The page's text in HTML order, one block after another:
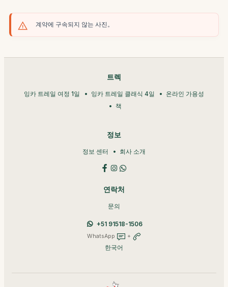
계약에 구속되지 않는 사진。
트렉
잉카 트레일 여정 1일 잉카 트레일 클래식 4일
온라인 가용성
책
정보
정보 센터 회사 소개
연락처
문의
+51 91518-1506
WhatsApp +
한국어